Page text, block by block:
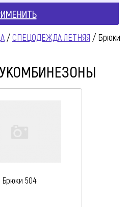
/СПЕЦОДЕЖДА ЛЕТНЯЯ / Брюки
Брюки 504